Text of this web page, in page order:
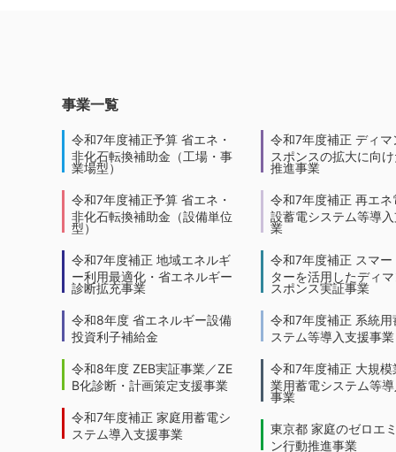
事業一覧
令和7年度補正予算 省エネ・
非化石転換補助金（工場・事
業場型）
令和7年度補正予算 省エネ・
非化石転換補助金（設備単位
型）
令和7年度補正 地域エネルギ
ー利用最適化・省エネルギー
診断拡充事業
令和8年度 省エネルギー設備
投資利子補給金
令和8年度 ZEB実証事業／ZE
B化診断・計画策定支援事業
令和7年度補正 家庭用蓄電シ
ステム導入支援事業
令和7年度補正 ディマ
スポンスの拡大に向
推進事業
令和7年度補正 再エネ
設蓄電システム等導
業
令和7年度補正 スマー
ターを活用したディ
スポンス実証事業
令和7年度補正 系統用
ステム等導入支援事業
令和7年度補正 大規模
業用蓄電システム等
事業
東京都 家庭のゼロエ
ン行動推進事業